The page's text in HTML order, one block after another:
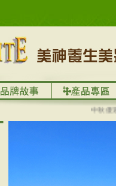
中秋優選，